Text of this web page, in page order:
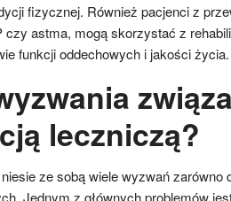
fizycznej. Również pacjenci z
czy astma, mogą skorzystać z
funkcji oddechowych i jakości życia.
leczniczą?
ze sobą wiele wyzwań zarówno
Jednym z głównych problemów